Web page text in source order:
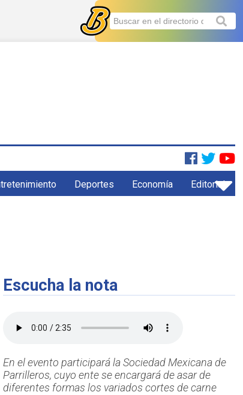
Deportes Economía Editorial
Escucha la nota
En el evento participará la Sociedad Mexicana de
Parrilleros, cuyo ente se encargará de asar de
diferentes formas los variados cortes de carne